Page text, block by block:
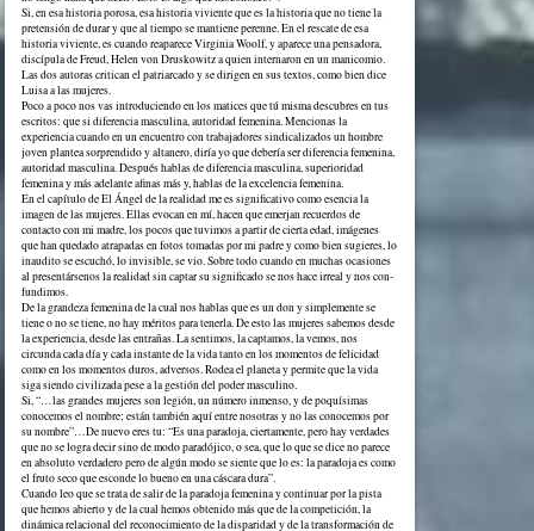
Si, en esa historia porosa, esa historia viviente que es la historia que no tiene la
pretensión de durar y que al tiempo se mantiene perenne. En el rescate de esa
historia viviente, es cuando reaparece Virginia Woolf, y aparece una pensadora,
discípula de Freud, Helen von Druskowitz a quien internaron en un manicomio.
Las dos autoras critican el patriarcado y se dirigen en sus textos, como bien dice
Luisa a las mujeres.
Poco a poco nos vas introduciendo en los matices que tú misma descubres en tus
escritos: que si diferencia masculina, autoridad femenina. Mencionas la
experiencia cuando en un encuentro con trabajadores sindicalizados un hombre
joven plantea sorprendido y altanero, diría yo que debería ser diferencia femenina,
autoridad masculina. Después hablas de diferencia masculina, superioridad
femenina y más adelante afinas más y, hablas de la excelencia femenina.
En el capítulo de El Ángel de la realidad me es significativo como esencia la
imagen de las mujeres. Ellas evocan en mí, hacen que emerjan recuerdos de
contacto con mi madre, los pocos que tuvimos a partir de cierta edad, imágenes
que han quedado atrapadas en fotos tomadas por mi padre y como bien sugieres, lo
inaudito se escuchó, lo invisible, se vio. Sobre todo cuando en muchas ocasiones
al presentársenos la realidad sin captar su significado se nos hace irreal y nos con-
fundimos.
De la grandeza femenina de la cual nos hablas que es un don y simplemente se
tiene o no se tiene, no hay méritos para tenerla. De esto las mujeres sabemos desde
la experiencia, desde las entrañas. La sentimos, la captamos, la vemos, nos
circunda cada día y cada instante de la vida tanto en los momentos de felicidad
como en los momentos duros, adversos. Rodea el planeta y permite que la vida
siga siendo civilizada pese a la gestión del poder masculino.
Si, “…las grandes mujeres son legión, un número inmenso, y de poquísimas
conocemos el nombre; están también aquí entre nosotras y no las conocemos por
su nombre”…De nuevo eres tu: “Es una paradoja, ciertamente, pero hay verdades
que no se logra decir sino de modo paradójico, o sea, que lo que se dice no parece
en absoluto verdadero pero de algún modo se siente que lo es: la paradoja es como
el fruto seco que esconde lo bueno en una cáscara dura”.
Cuando leo que se trata de salir de la paradoja femenina y continuar por la pista
que hemos abierto y de la cual hemos obtenido más que de la competición, la
dinámica relacional del reconocimiento de la disparidad y de la transformación de